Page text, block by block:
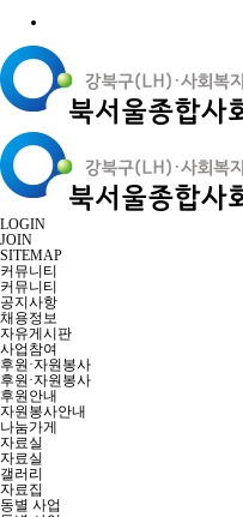
LOGIN
JOIN
SITEMAP
커뮤니티
커뮤니티
공지사항
채용정보
자유게시판
사업참여
후원·자원봉사
후원·자원봉사
후원안내
자원봉사안내
나눔가게
자료실
자료실
갤러리
자료집
동별 사업